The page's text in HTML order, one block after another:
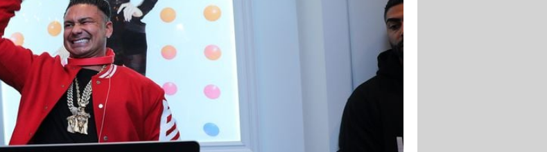
Familie & Liebe
Promiflash Exklusiv
Alle Themen auf Promiflash
Jobs
App runterladen